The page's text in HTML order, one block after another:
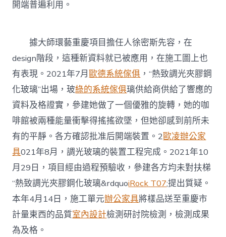
開端普遍利用。
據大師環藝重慶項目擔任人徐密斯先容，在
design階段，這種新資料就已被應用，在施工圖上也
有表現。2021年7月歐德系統傢俱 ，“熱致調光夾膠鋼
化玻璃”出場，玻綠的系統傢俱璃供給商供給了響應的
資料及格證實，參建她做了一個優雅的旋轉，她的咖
啡館被兩種能量衝擊得搖搖欲墜，但她卻感到前所未
有的平靜。各方確認批准后開端裝置。2歐凌辦公家
具021年8月，調光玻璃的裝置工程完成。2021年10
月29日，項目經由過程預驗收，參建各方均未對扶梯
“熱致調光夾膠鋼化玻璃&rdquoiRock T07;提出質疑。
本年4月14日，施工單元辦公家具將樣品送至重慶市
計量東西的品質室內設計檢測研討院檢測，檢測成果
為及格。